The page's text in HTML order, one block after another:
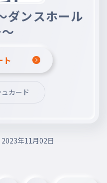
ダンスホール
ト
カード
2023年11月02日